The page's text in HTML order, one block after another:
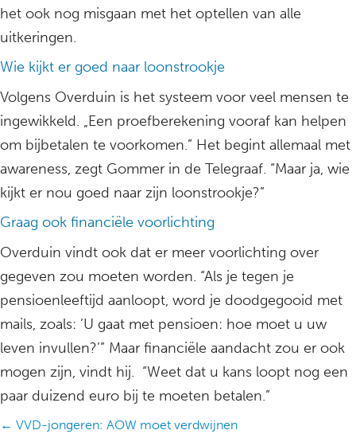
het ook nog misgaan met het optellen van alle
uitkeringen.
Wie kijkt er goed naar loonstrookje
Volgens Overduin is het systeem voor veel mensen te
ingewikkeld. „Een proefberekening vooraf kan helpen
om bijbetalen te voorkomen.” Het begint allemaal met
awareness, zegt Gommer in de Telegraaf. “Maar ja, wie
kijkt er nou goed naar zijn loonstrookje?”
Graag ook financiële voorlichting
Overduin vindt ook dat er meer voorlichting over
gegeven zou moeten worden. “Als je tegen je
pensioenleeftijd aanloopt, word je doodgegooid met
mails, zoals: ’U gaat met pensioen: hoe moet u uw
leven invullen?’” Maar financiële aandacht zou er ook
mogen zijn, vindt hij. “Weet dat u kans loopt nog een
paar duizend euro bij te moeten betalen.”
Posts
← VVD-jongeren: AOW moet verdwijnen